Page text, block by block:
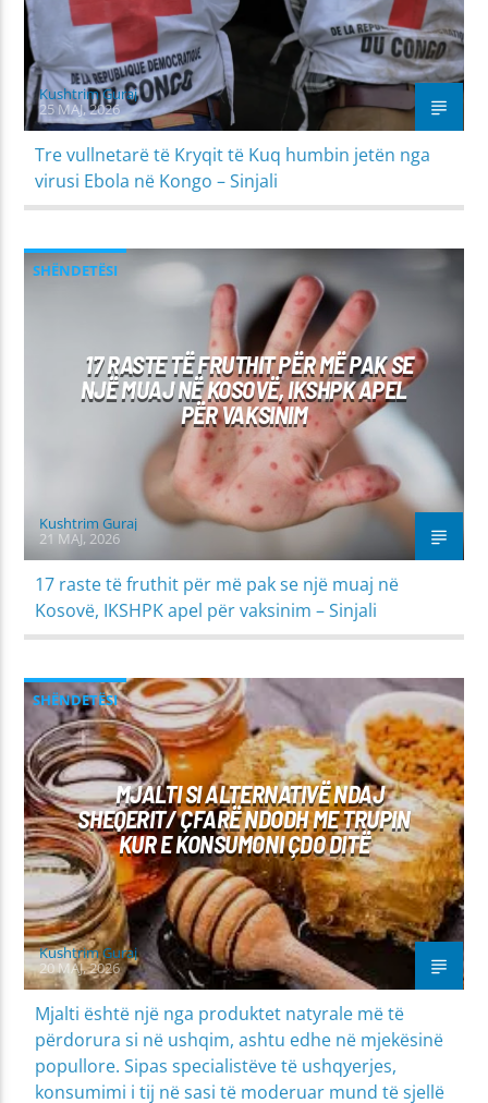
Kushtrim Guraj
25 MAJ, 2026
Tre vullnetarë të Kryqit të Kuq humbin jetën nga
virusi Ebola në Kongo – Sinjali
SHËNDETËSI
17 RASTE TË FRUTHIT PËR MË PAK SE
NJË MUAJ NË KOSOVË, IKSHPK APEL
PËR VAKSINIM
Kushtrim Guraj
21 MAJ, 2026
17 raste të fruthit për më pak se një muaj në
Kosovë, IKSHPK apel për vaksinim – Sinjali
SHËNDETËSI
MJALTI SI ALTERNATIVË NDAJ
SHEQERIT/ ÇFARË NDODH ME TRUPIN
KUR E KONSUMONI ÇDO DITË
Kushtrim Guraj
20 MAJ, 2026
Mjalti është një nga produktet natyrale më të
përdorura si në ushqim, ashtu edhe në mjekësinë
popullore. Sipas specialistëve të ushqyerjes,
konsumimi i tij në sasi të moderuar mund të sjellë